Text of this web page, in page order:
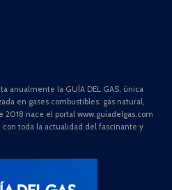
anualmente la GUÍA DEL GAS, única
en gases combustibles: gas natural,
2018 nace el portal www.guiadelgas.com
toda la actualidad del fascinante y